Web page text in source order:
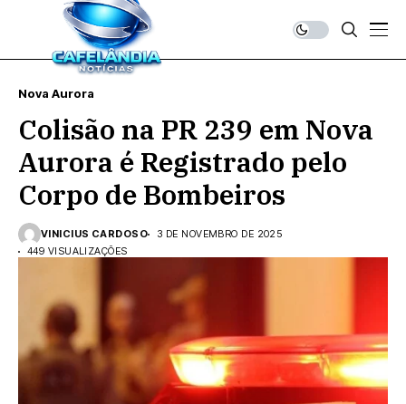
Nova Aurora
Colisão na PR 239 em Nova
Aurora é Registrado pelo
Corpo de Bombeiros
VINICIUS CARDOSO
3 DE NOVEMBRO DE 2025
449 VISUALIZAÇÕES